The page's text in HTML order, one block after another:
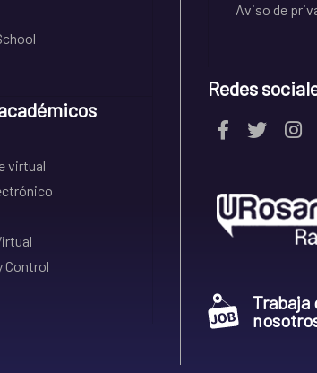
virtual
Control
Aviso de
Redes
Trabaja